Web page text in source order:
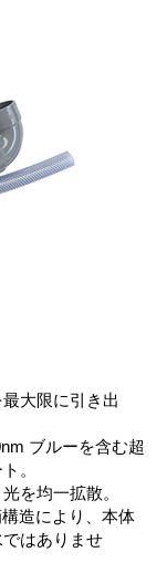
大限に引き出
ブルーを含む超
。
を均一拡散。
造により、本体
はありませ